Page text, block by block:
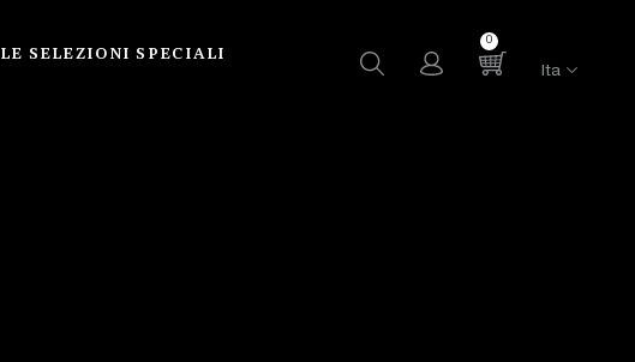
LE SELEZIONI SPECIALI
0
Ita